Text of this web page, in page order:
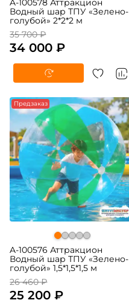
A-100578 Аттракцион
Водный шар ТПУ «Зелено-
голубой» 2*2*2 м
35 700 ₽
34 000 ₽
-5% Предзаказ
A-100576 Аттракцион
Водный шар ТПУ «Зелено-
голубой» 1,5*1,5*1,5 м
26 460 ₽
25 200 ₽